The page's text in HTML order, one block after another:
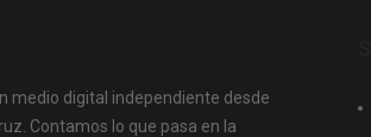
medio digital independiente desde
Contamos lo que pasa en la